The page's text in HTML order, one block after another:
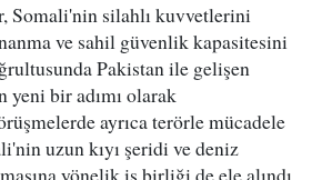
Somali'nin silahlı kuvvetlerini
ve sahil güvenlik kapasitesini
Pakistan ile gelişen
bir adımı olarak
ayrıca terörle mücadele
uzun kıyı şeridi ve deniz